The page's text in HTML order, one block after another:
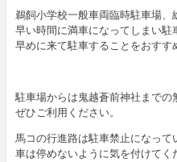
鵜飼小学校一般車両臨時駐車場
早い時間に満車になってしまい駐
早めに来て駐車することをおすす
駐車場からは鬼越蒼前神社までの
ぜひご利用ください。
馬コの行進路は駐車禁止になって
車は停めないように気を付けてく